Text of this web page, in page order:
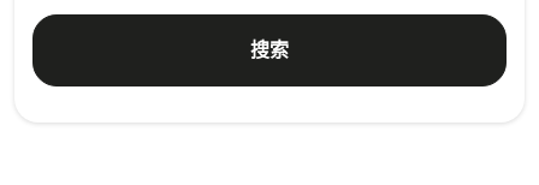
搜索